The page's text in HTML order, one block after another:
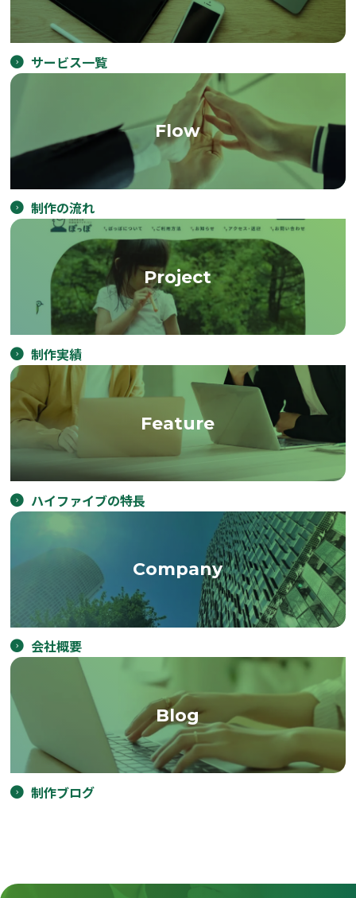
サービス一覧
Flow
制作の流れ
Project
制作実績
Feature
ハイファイブの特長
Company
会社概要
Blog
制作ブログ